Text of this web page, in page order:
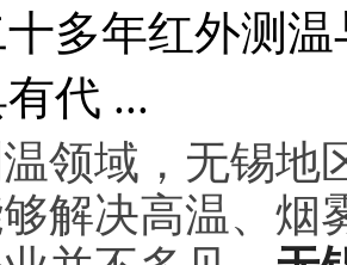
多年红外测
代 ...
领域，无锡地
解决高温、烟